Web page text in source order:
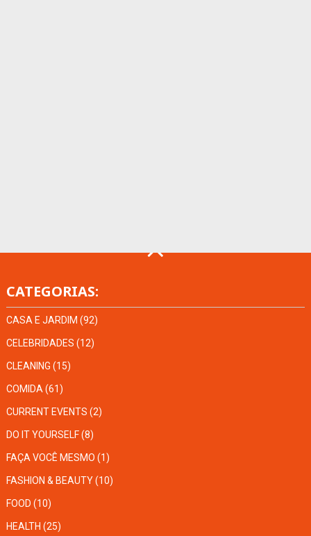
CATEGORIAS:
CASA E JARDIM (92)
CELEBRIDADES (12)
CLEANING (15)
COMIDA (61)
CURRENT EVENTS (2)
DO IT YOURSELF(8)
FAÇA VOCÊ MESMO (1)
FASHION & BEAUTY(10)
FOOD (10)
HEALTH (25)